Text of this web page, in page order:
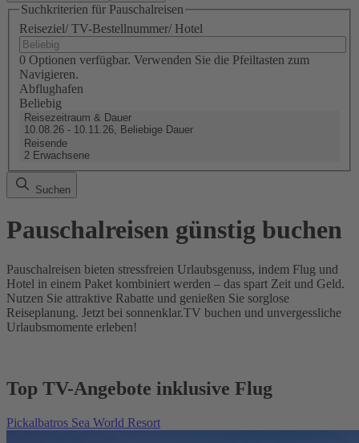
Suchkriterien für Pauschalreisen
Reiseziel/ TV-Bestellnummer/ Hotel
0 Optionen verfügbar. Verwenden Sie die Pfeiltasten zum
Navigieren.
Abflughafen
Beliebig
Reisezeitraum & Dauer
10.08.26 - 10.11.26, Beliebige Dauer
Reisende
2 Erwachsene
Suchen
Pauschalreisen günstig buchen
Pauschalreisen bieten stressfreien Urlaubsgenuss, indem Flug und
Hotel in einem Paket kombiniert werden – das spart Zeit und Geld.
Nutzen Sie attraktive Rabatte und genießen Sie sorglose
Reiseplanung. Jetzt bei sonnenklar.TV buchen und unvergessliche
Urlaubsmomente erleben!
Top TV-Angebote inklusive Flug
Pickalbatros Sea World Resort